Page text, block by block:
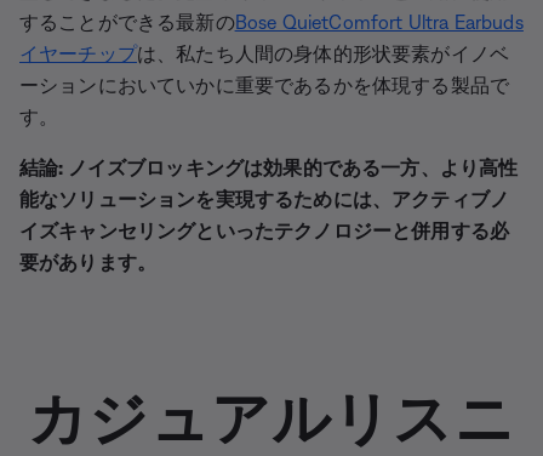
することができる最新のBose QuietComfort Ultra Earbuds
イヤーチップは、私たち人間の身体的形状要素がイノベ
ーションにおいていかに重要であるかを体現する製品で
す。
結論: ノイズブロッキングは効果的である一方、より高性
能なソリューションを実現するためには、アクティブノ
イズキャンセリングといったテクノロジーと併用する必
要があります。
カジュアルリスニ